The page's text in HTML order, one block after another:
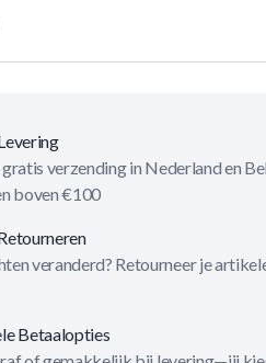
verzending in Nederland en
boven €100
veranderd? Retourneer je
Betaalopties